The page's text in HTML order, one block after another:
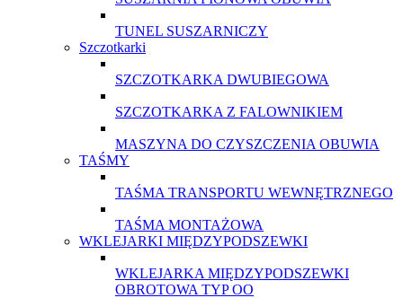
TUNEL SUSZARNICZY
Szczotkarki
SZCZOTKARKA DWUBIEGOWA
SZCZOTKARKA Z FALOWNIKIEM
MASZYNA DO CZYSZCZENIA OBUWIA
TAŚMY
TAŚMA TRANSPORTU WEWNĘTRZNEGO
TAŚMA MONTAŻOWA
WKLEJARKI MIĘDZYPODSZEWKI
WKLEJARKA MIĘDZYPODSZEWKI
OBROTOWA TYP OO